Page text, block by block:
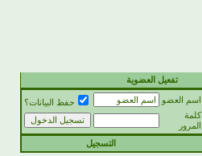
تفعيل العضوية
اسم العضو
حفظ البيانات؟
كلمة
المرور
التسجيل